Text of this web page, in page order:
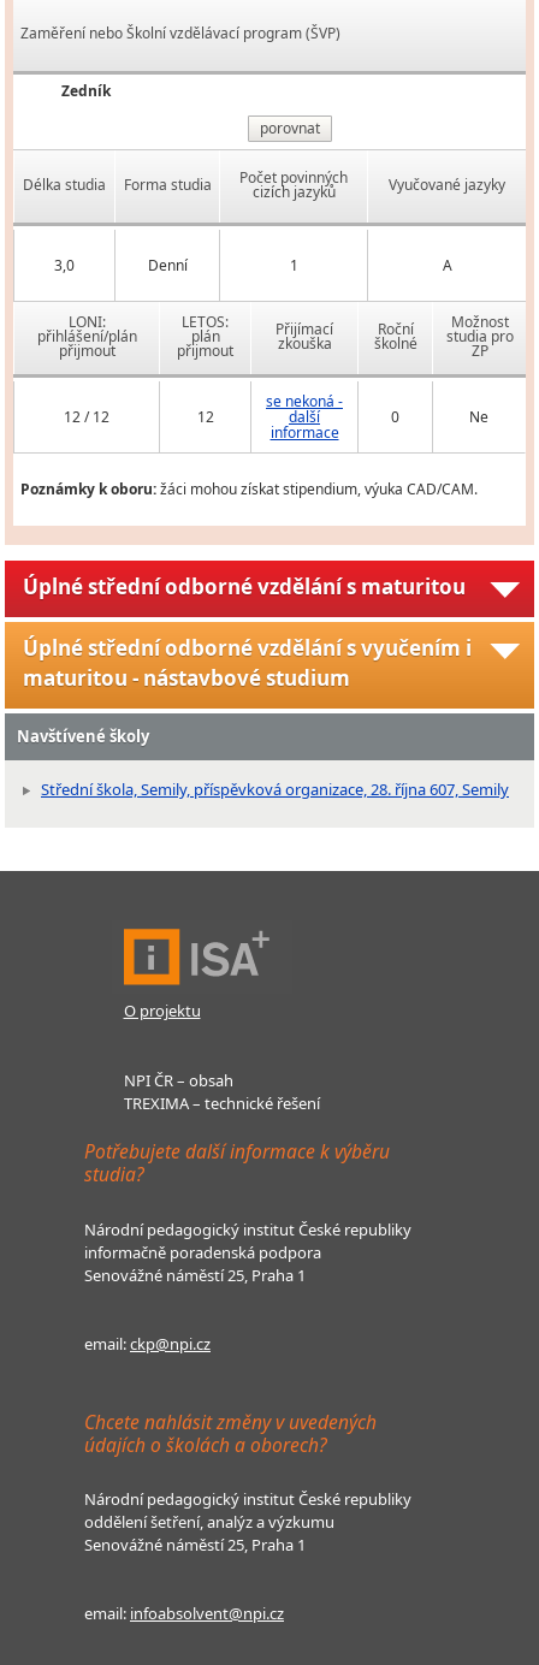
Zaměření nebo Školní vzdělávací program (ŠVP)
Zedník
porovnat
Délka studia Forma studia Počet povinných
cizích jazyků Vyučované jazyky
3,0 Denní 1 A
LONI:
přihlášení/plán
přijmout
LETOS:
plán
přijmout
Přijímací
zkouška
Roční
školné
Možnost
studia pro
ZP
12 / 12 12
se nekoná -
další
informace
0 Ne
Poznámky k oboru:žáci mohou získat stipendium, výuka CAD/CAM.
Úplné střední odborné vzdělání s maturitou
Úplné střední odborné vzdělání s vyučením i
maturitou - nástavbové studium
Navštívené školy
Střední škola, Semily, příspěvková organizace, 28. října 607, Semily
O projektu
NPI ČR – obsah
TREXIMA – technické řešení
Potřebujete další informace k výběru
studia?
Národní pedagogický institut České republiky
informačně poradenská podpora
Senovážné náměstí 25, Praha 1
email:ckp@npi.cz
Chcete nahlásit změny v uvedených
údajích o školách a oborech?
Národní pedagogický institut České republiky
oddělení šetření, analýz a výzkumu
Senovážné náměstí 25, Praha 1
email: infoabsolvent@npi.cz